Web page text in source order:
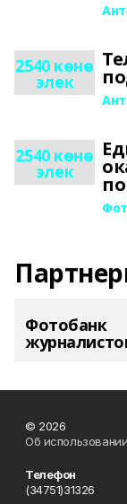
2540 көнө
элек
2540 көнө
элек
Фотобанк
© 2026
Об
Телефон
(34751)31326